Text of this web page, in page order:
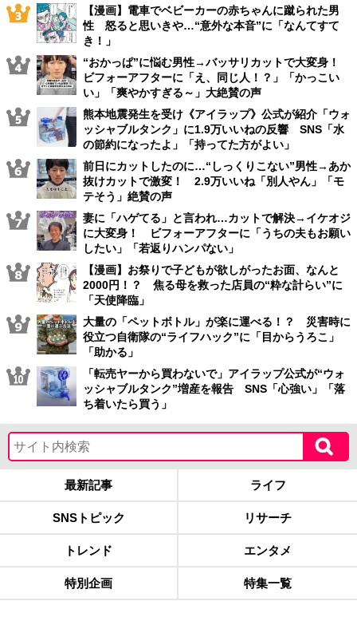
【漫画】電車でベビーカーの赤ちゃんに蹴られた男
性 怒ると思いきや…“意外な本音”に「なんてすて
き！」
“おかっぱ”に悩む男性→バッサリカットで大変身！
ビフォーアフターに「え、同じ人！？」「かっこい
い」「爽やかすぎる～」大絶賛の声
熊本地震発生を受け《アイラップ》公式が紹介「ウォ
ッシャブルタンク」に1.9万いいねの反響 SNS「水
の節約になったよ」「持ってた方がよい」
前日にカットしたのに…“しっくりこない”男性→あか
抜けカットで激変！ 2.9万いいね「別人やん」「モ
テそう」絶賛の声
妻に「ハゲてる」と言われ…カットで解決→イケオジ
に大変身！ ビフォーアフターに「うちの夫もお願い
したい」「若返りハンパない」
【漫画】お祭りで子どもが欲しがったお面、なんと
2000円！？ 焦る母を救った店員の“粋な計らい”に
「天使降臨」
大量の「ペットボトル」が楽に運べる！？ 災害時に
役立つ自衛隊の“ライフハック”に「目からうろこ」
「助かる」
「転売ヤーから買わないで」アイラップ公式が“ウォ
ッシャブルタンク”増産を報告 SNS「心強い」「落
ち着いたら買う」
最新記事 ライフ
SNSトピック リサーチ
トレンド エンタメ
特別企画 特集一覧